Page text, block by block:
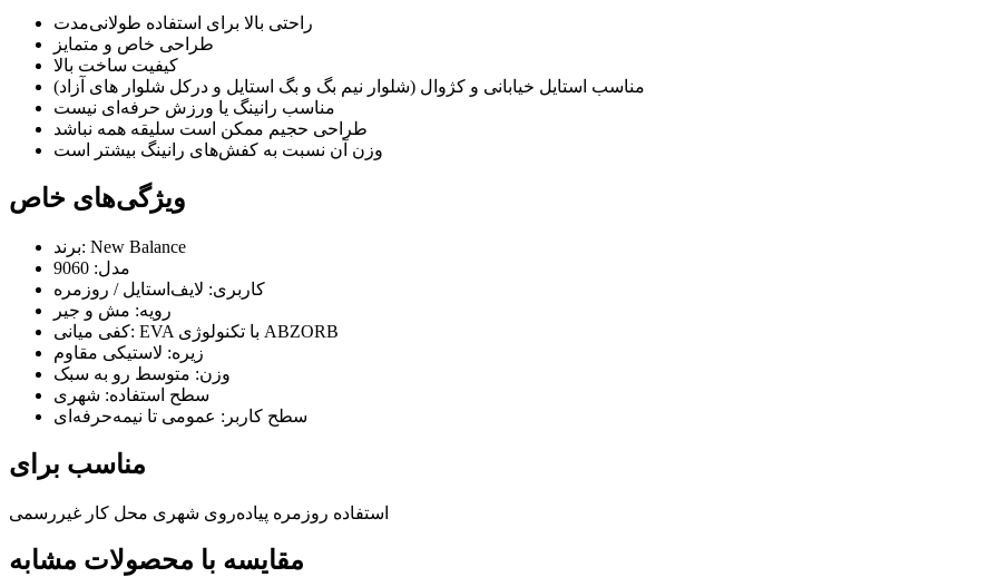
راحتی بالا برای استفاده طولانی‌مدت
طراحی خاص و متمایز
کیفیت ساخت بالا
مناسب استایل خیابانی و کژوال (شلوار نیم بگ و بگ استایل و درکل شلوار های آزاد)
مناسب رانینگ یا ورزش حرفه‌ای نیست
طراحی حجیم ممکن است سلیقه همه نباشد
وزن آن نسبت به کفش‌های رانینگ بیشتر است
ویژگی‌های خاص
برند: New Balance
مدل: 9060
کاربری: لایف‌استایل / روزمره
رویه: مش و جیر
کفی میانی: EVA با تکنولوژی ABZORB
زیره: لاستیکی مقاوم
وزن: متوسط رو به سبک
سطح استفاده: شهری
سطح کاربر: عمومی تا نیمه‌حرفه‌ای
مناسب برای
استفاده روزمره پیاده‌روی شهری محل کار غیررسمی
مقایسه با محصولات مشابه